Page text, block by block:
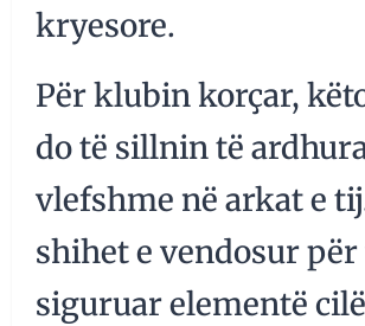
kryesore.
Për klubin korçar,
do të sillnin të
vlefshme në arkat e
shihet e vendosur për
siguruar elementë